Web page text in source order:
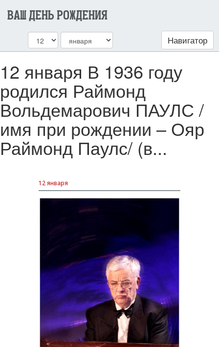
ВАШ ДЕНЬ РОЖДЕНИЯ
Навигатор
12 января В 1936 году
родился Раймонд
Вольдемарович ПАУЛС /
имя при рождении – Ояр
Раймонд Паулс/ (в...
12 января